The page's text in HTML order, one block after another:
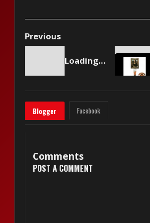
Previous
Loading content...
Blogger Facebook
Comments
POST A COMMENT